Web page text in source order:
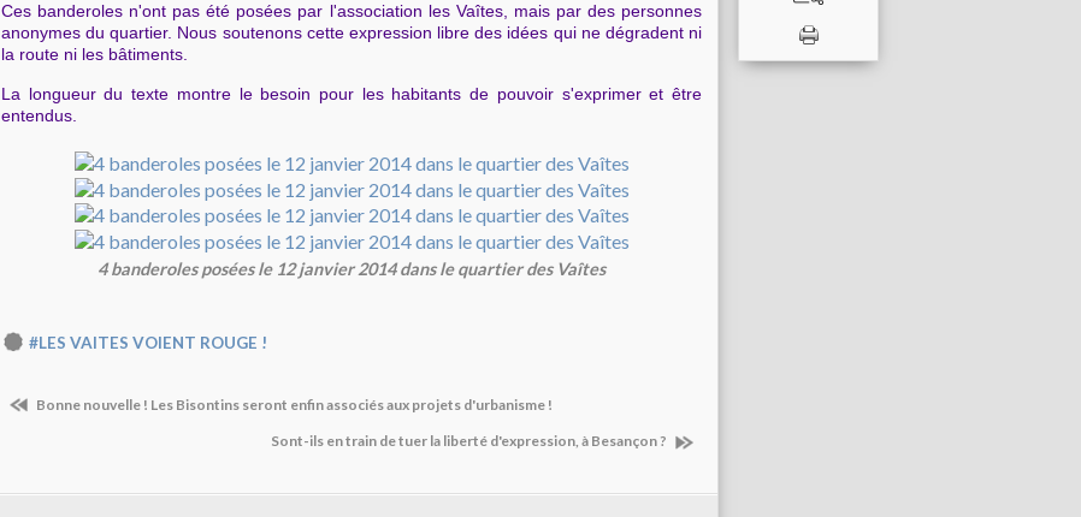
Ces banderoles n'ont pas été posées par l'association les Vaîtes, mais par des personnes
anonymes du quartier. Nous soutenons cette expression libre des idées qui ne dégradent ni
la route ni les bâtiments.
La longueur du texte montre le besoin pour les habitants de pouvoir s'exprimer et être
entendus.
4 banderoles posées le 12 janvier 2014 dans le quartier des Vaîtes
#LES VAITES VOIENT ROUGE !
Bonne nouvelle ! Les Bisontins seront enfin associés aux projets d'urbanisme !
Sont-ils en train de tuer la liberté d'expression, à Besançon ?